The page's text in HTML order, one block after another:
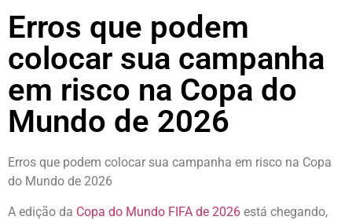
Erros que podem
colocar sua campanha
em risco na Copa do
Mundo de 2026
Erros que podem colocar sua campanha em risco na Copa
do Mundo de 2026
A edição da Copa do Mundo FIFA de 2026 está chegando,